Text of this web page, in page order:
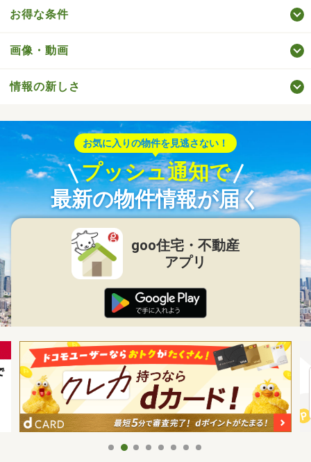
お得な条件
画像・動画
情報の新しさ
お気に入りの物件を見逃さない！
プッシュ通知で
最新の物件情報が届く
goo住宅・不動産
アプリ